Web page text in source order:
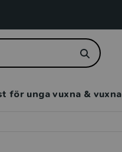
för unga vuxna & vuxna